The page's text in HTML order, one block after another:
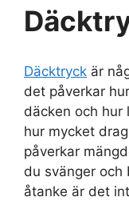
Däcktryck är
det påverkar
däcken och hur
hur mycket
påverkar
du svänger och
åtanke är det